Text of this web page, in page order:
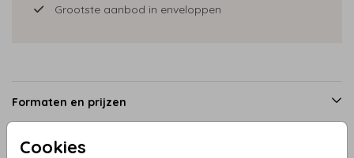
Cookies
Grootste aanbod in enveloppen
Formaten en prijzen